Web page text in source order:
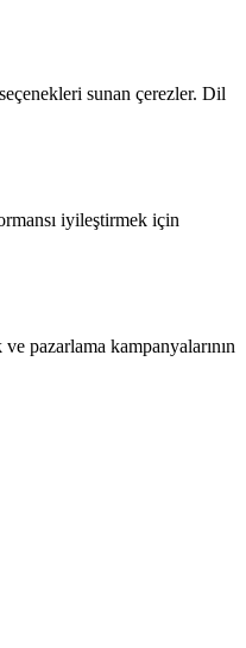
sunan çerezler. Dil
iyileştirmek için
pazarlama kampanyalarının